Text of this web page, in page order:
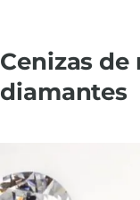
Cenizas de
diamantes